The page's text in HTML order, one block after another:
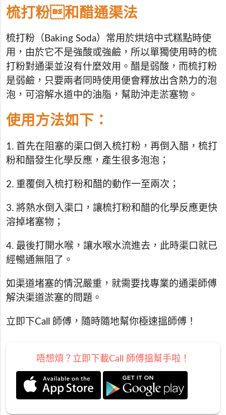
梳打粉和醋通渠法
梳打粉（Baking Soda）常用於烘焙中式糕點時使
用，由於它不是強酸或強鹼，所以單獨使用時的梳
打粉對通渠並沒有什麼效用。醋是弱酸，而梳打粉
是弱鹼，只要兩者同時使用便會釋放出含熱力的泡
泡，可溶解水道中的油脂，幫助沖走淤塞物。
使用方法如下：
1. 首先在阻塞的渠口倒入梳打粉，再倒入醋，梳打
粉和醋發生化學反應，產生很多泡泡；
2. 重覆倒入梳打粉和醋的動作一至兩次；
3. 將熱水倒入渠口，讓梳打粉和醋的化學反應更快
溶掉堵塞物；
4. 最後打開水喉，讓水喉水流進去，此時渠口就已
經暢通無阻了。
如渠道堵塞的情況嚴重，就需要找專業的通渠師傅
解決渠道淤塞的問題。
立即下Call 師傅，隨時隨地幫你極速搵師傅！
唔想煩？立即下載Call 師傅搵幫手啦！